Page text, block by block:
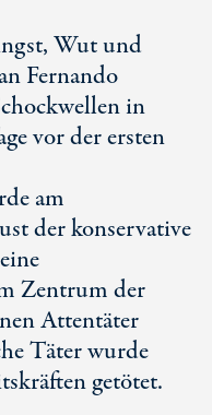
Wut und
Fernando
in
vor der ersten
am
der konservative
Zentrum der
Attentäter
Täter wurde
getötet.